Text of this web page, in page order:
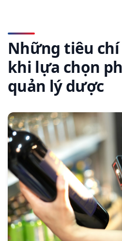
Những tiêu
khi lựa chọn
quản lý dược